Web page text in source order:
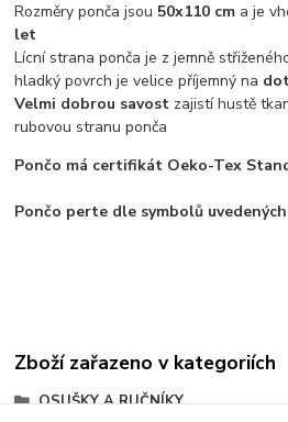
Rozměry ponča jsou 50x110 cm a je
let
Lícní strana ponča je z jemně
hladký povrch je velice příjemný na
Velmi dobrou savost zajistí hustě
rubovou stranu ponča
Pončo má certifikát Oeko-Tex
Pončo perte dle symbolů
Zboží zařazeno v kategoriích
OSUŠKY A RUČNÍKY